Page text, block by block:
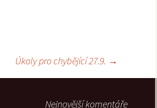
Úkoly pro chybějící 27.9. →
Nejnovější komentáře